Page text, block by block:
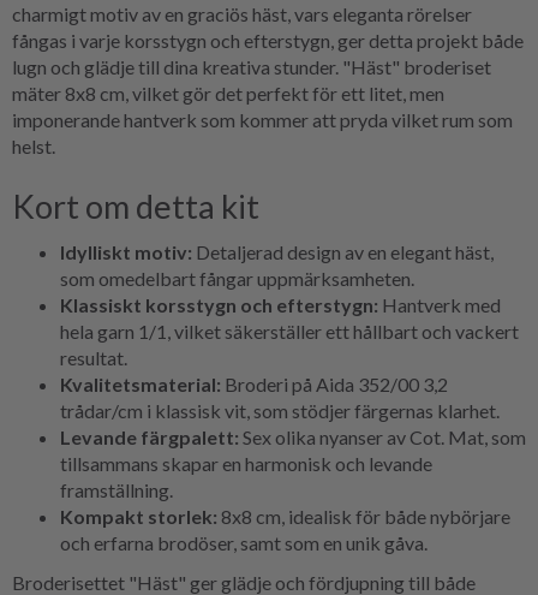
charmigt motiv av en graciös häst, vars eleganta rörelser
fångas i varje korsstygn och efterstygn, ger detta projekt både
lugn och glädje till dina kreativa stunder. "Häst" broderiset
mäter 8x8 cm, vilket gör det perfekt för ett litet, men
imponerande hantverk som kommer att pryda vilket rum som
helst.
Kort om detta kit
Idylliskt motiv: Detaljerad design av en elegant häst,
som omedelbart fångar uppmärksamheten.
Klassiskt korsstygn och efterstygn: Hantverk med
hela garn 1/1, vilket säkerställer ett hållbart och vackert
resultat.
Kvalitetsmaterial: Broderi på Aida 352/00 3,2
trådar/cm i klassisk vit, som stödjer färgernas klarhet.
Levande färgpalett: Sex olika nyanser av Cot. Mat, som
tillsammans skapar en harmonisk och levande
framställning.
Kompakt storlek: 8x8 cm, idealisk för både nybörjare
och erfarna brodöser, samt som en unik gåva.
Broderisettet "Häst" ger glädje och fördjupning till både